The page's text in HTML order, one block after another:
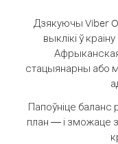
Дзякуючы Viber
выклікі ў
стацыянарны або
Папоўніце
план — і зможаце